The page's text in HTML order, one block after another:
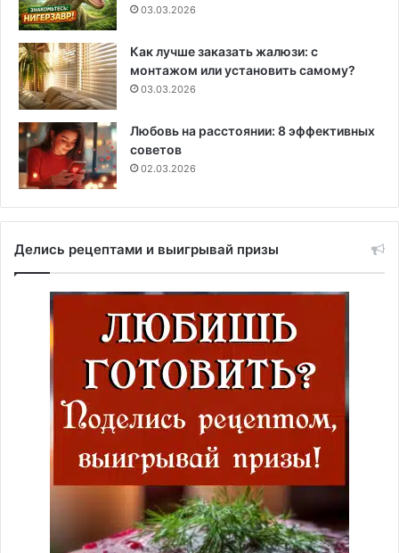
03.03.2026
Как лучше заказать жалюзи: с
монтажом или установить самому?
03.03.2026
Любовь на расстоянии: 8 эффективных
советов
02.03.2026
Делись рецептами и выигрывай призы